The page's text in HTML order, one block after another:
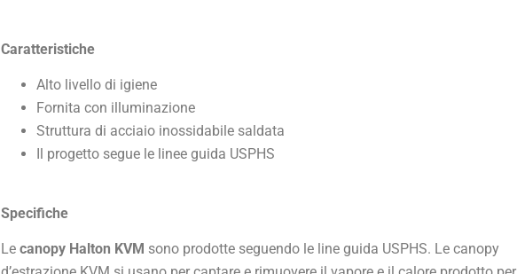
Caratteristiche
Alto livello di igiene
Fornita con illuminazione
Struttura di acciaio inossidabile saldata
Il progetto segue le linee guida USPHS
Specifiche
Le canopy Halton KVM sono prodotte seguendo le line guida USPHS. Le canopy